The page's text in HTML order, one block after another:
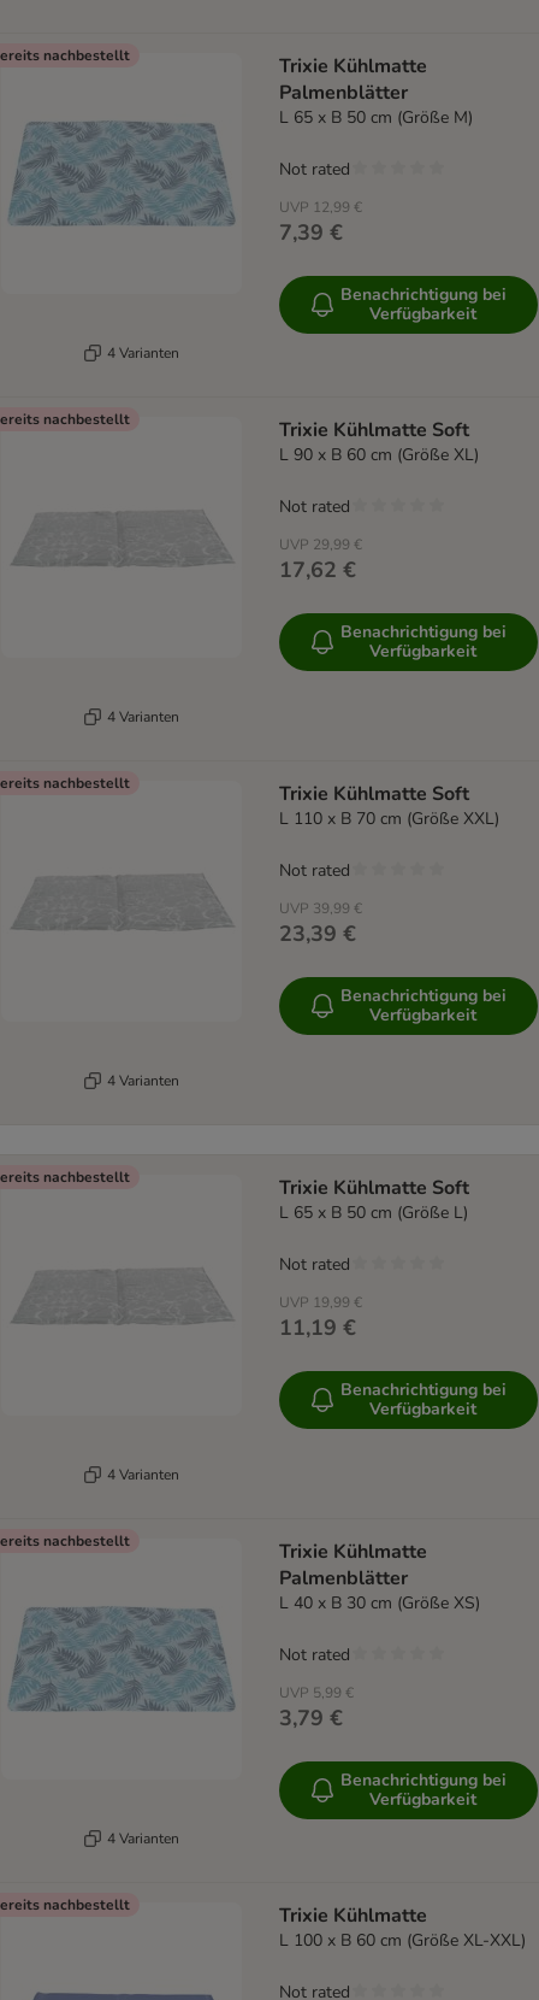
nachbestellt
4 Varianten
Trixie Kühlmatte
Palmenblätter
L 65 x B 50 cm (Größe M)
UVP 12,99 €
7,39 €
Not rated
Benachrichtigung bei
Verfügbarkeit
nachbestellt
4 Varianten
Trixie Kühlmatte Soft
L 90 x B 60 cm (Größe XL)
UVP 29,99 €
17,62 €
Not rated
Benachrichtigung bei
Verfügbarkeit
nachbestellt
4 Varianten
Trixie Kühlmatte Soft
L 110 x B 70 cm (Größe XXL)
UVP 39,99 €
23,39 €
Not rated
Benachrichtigung bei
Verfügbarkeit
nachbestellt
4 Varianten
Trixie Kühlmatte Soft
L 65 x B 50 cm (Größe L)
UVP 19,99 €
11,19 €
Not rated
Benachrichtigung bei
Verfügbarkeit
nachbestellt
4 Varianten
Trixie Kühlmatte
Palmenblätter
L 40 x B 30 cm (Größe XS)
UVP 5,99 €
3,79 €
Not rated
Benachrichtigung bei
Verfügbarkeit
nachbestellt Trixie Kühlmatte
L 100 x B 60 cm (Größe XL-XXL)
Not rated